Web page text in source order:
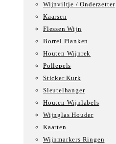
Wijnviltje / Onderzetter
Kaarsen
Flessen Wijn
Borrel Planken
Houten Wijnrek
Pollepels
Sticker Kurk
Sleutelhanger
Houten Wijnlabels
Wijnglas Houder
Kaarten
Wijnmarkers Ringen